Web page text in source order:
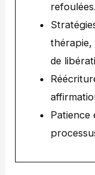
refoulées.
thérapie,
de
Patience